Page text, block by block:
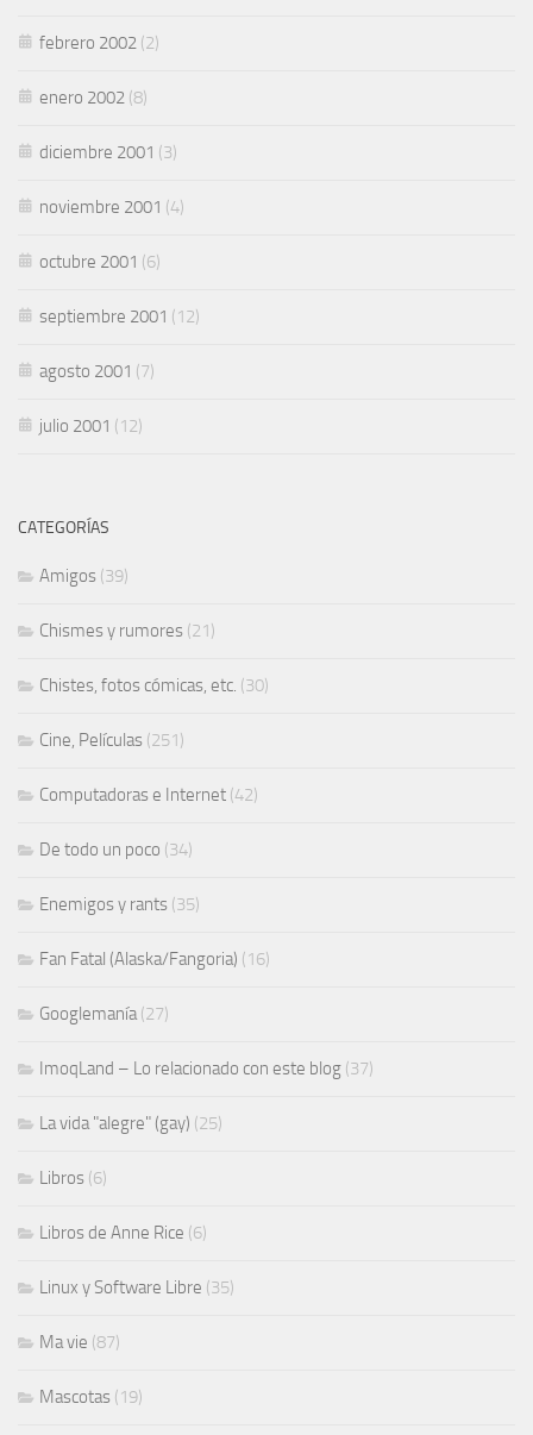
febrero 2002 (2)
enero 2002 (8)
diciembre 2001 (3)
noviembre 2001 (4)
octubre 2001 (6)
septiembre 2001 (12)
agosto 2001 (7)
julio 2001 (12)
CATEGORÍAS
Amigos (39)
Chismes y rumores (21)
Chistes, fotos cómicas, etc. (30)
Cine, Películas (251)
Computadoras e Internet (42)
De todo un poco (34)
Enemigos y rants (35)
Fan Fatal (Alaska/Fangoria) (16)
Googlemanía (27)
ImoqLand – Lo relacionado con este blog (37)
La vida "alegre" (gay) (25)
Libros (6)
Libros de Anne Rice (6)
Linux y Software Libre (35)
Ma vie (87)
Mascotas (19)